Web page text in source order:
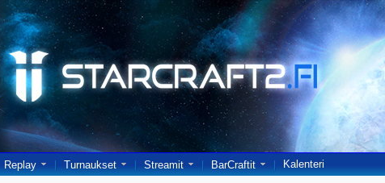
Replay Turnaukset Streamit BarCraftit Kalenteri